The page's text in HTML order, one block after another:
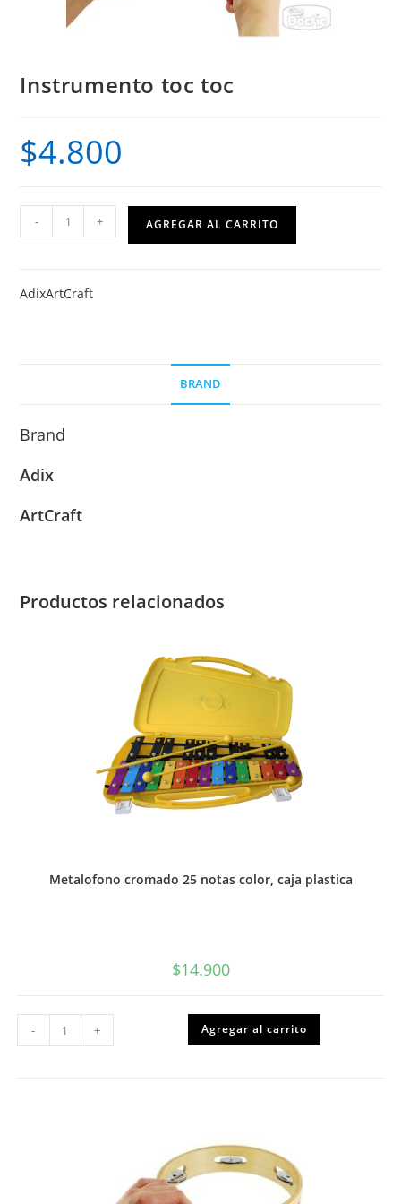
Instrumento toc toc
$4.800
Instrumento
toc
- + AGREGAR AL CARRITO
AdixArtCraft
BRAND
Brand
Adix
ArtCraft
Productos relacionados
Metalofono cromado 25 notas color, caja plastica
$14.900
Metalofono
cromado
25
- + Agregar al carrito